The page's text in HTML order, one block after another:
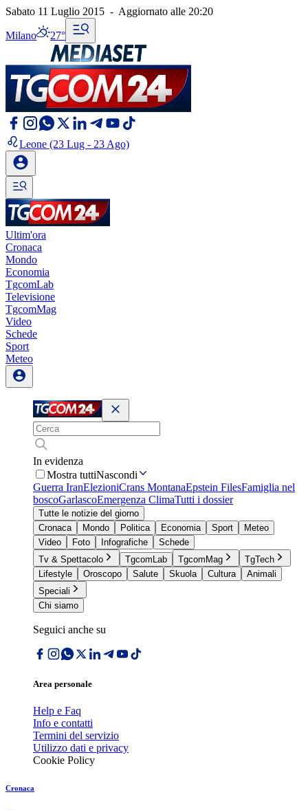
Sabato 11 Luglio 2015 - Aggiornato alle 20:20
Milano 27°
Leone (23 Lug - 23 Ago)
Ultim'ora
Cronaca
Mondo
Economia
TgcomLab
Televisione
TgcomMag
Video
Schede
Sport
Meteo
In evidenza
Mostra tuttiNascondi
Guerra IranElezioniCrans MontanaEpstein FilesFamiglia nel
boscoGarlascoEmergenza ClimaTutti i dossier
Tutte le notizie del giorno
Cronaca
Mondo Politica Economia Sport
Meteo
Video
Foto Infografiche
Schede
Tv & Spettacolo
TgcomLab TgcomMag
TgTech
Lifestyle
Oroscopo Salute Skuola Cultura
Animali
Speciali
Chi siamo
Seguici anche su
Area personale
Help e Faq
Info e contatti
Termini del servizio
Utilizzo dati e privacy
Cookie Policy
Cronaca